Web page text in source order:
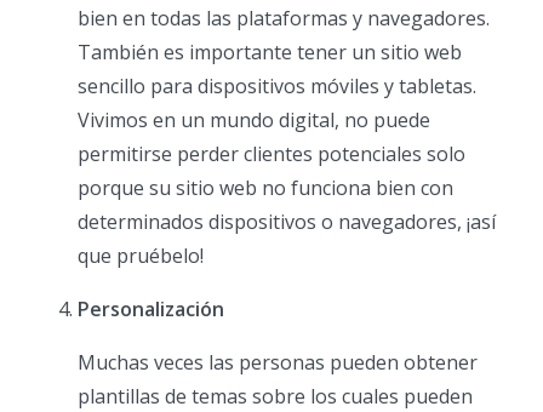
bien en todas las plataformas y navegadores.
También es importante tener un sitio web
sencillo para dispositivos móviles y tabletas.
Vivimos en un mundo digital, no puede
permitirse perder clientes potenciales solo
porque su sitio web no funciona bien con
determinados dispositivos o navegadores, ¡así
que pruébelo!
Personalización
Muchas veces las personas pueden obtener
plantillas de temas sobre los cuales pueden